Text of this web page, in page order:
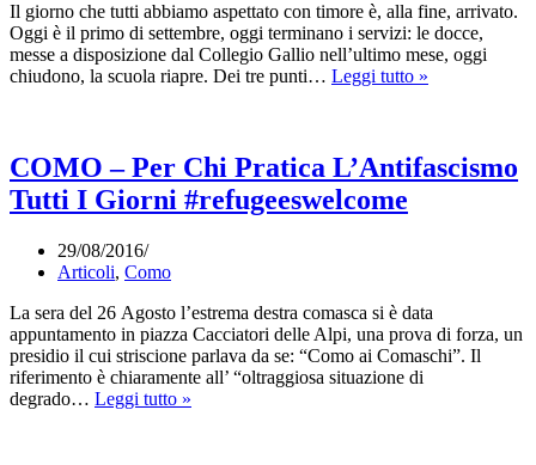
Il giorno che tutti abbiamo aspettato con timore è, alla fine, arrivato.
Oggi è il primo di settembre, oggi terminano i servizi: le docce,
messe a disposizione dal Collegio Gallio nell’ultimo mese, oggi
chiudono, la scuola riapre. Dei tre punti… Leggi tutto »
Zero
COMO – Per Chi Pratica L’Antifascismo
Tutti I Giorni #refugeeswelcome
29/08/2016
Articoli, Como
La sera del 26 Agosto l’estrema destra comasca si è data
appuntamento in piazza Cacciatori delle Alpi, una prova di forza, un
presidio il cui striscione parlava da se: “Como ai Comaschi”. Il
riferimento è chiaramente all’ “oltraggiosa situazione di
degrado… Leggi tutto »